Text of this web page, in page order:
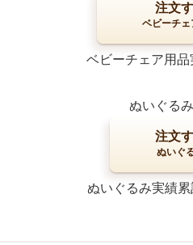
注文
ベビーチ
ベビーチェア用
ぬいぐる
注文
ぬいぐ
ぬいぐるみ実績